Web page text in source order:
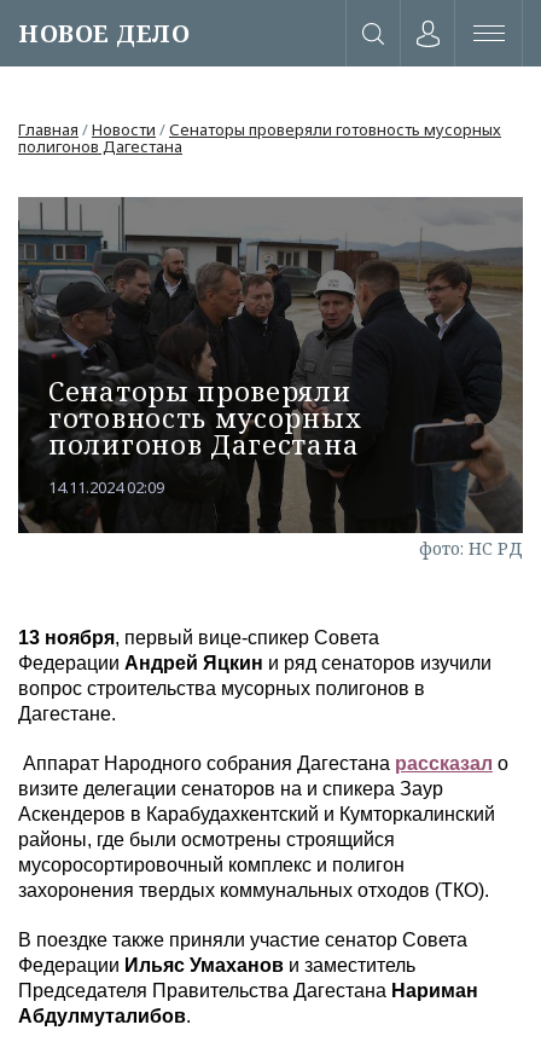
НОВОЕ ДЕЛО
или через соц. сети
Главная /Новости /Сенаторы проверяли готовность мусорных
полигонов Дагестана
Сенаторы проверяли
готовность мусорных
полигонов Дагестана
14.11.2024 02:09
фото: НС РД
13 ноября, первый вице-спикер Совета
Федерации Андрей Яцкин и ряд сенаторов изучили
вопрос строительства мусорных полигонов в
Дагестане.
Аппарат Народного собрания Дагестана рассказал о
визите делегации сенаторов на и спикера Заур
Аскендеров в Карабудахкентский и Кумторкалинский
районы, где были осмотрены строящийся
мусоросортировочный комплекс и полигон
захоронения твердых коммунальных отходов (ТКО).
В поездке также приняли участие сенатор Совета
Федерации Ильяс Умаханов и заместитель
Председателя Правительства Дагестана Нариман
Абдулмуталибов.